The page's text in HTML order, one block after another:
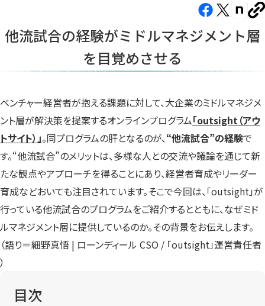
Facebook（新
い
ブ
開
き
ま
す）
X（新
い
ブ
開
き
ま
す）
note（新
い
ブ
開
き
ま
す）
コ
ピ
他流試合の経験がミドルマネジメント層
を目覚めさせる
ベンチャー経営者が抱える課題に対して、大企業のミドルマネジメ
ント層が解決策を提案するオンラインプログラム「outsight（アウ
トサイト）」。同プログラムの肝となるのが、“他流試合”の経験で
す。“他流試合”のメリットは、多様な人との交流や議論を通じて新
たな観点やアプローチを得ることにあり、経営者育成やリーダー
育成などおいても注目されています。そこで今回は、「outsight」が
行っている他流試合のプログラムをご紹介するとともに、なぜミド
ルマネジメント層に提供しているのか。その背景をお伝えします。
（語り＝細野真悟 | ローンディール CSO / 「outsight」運営責任者
）
目次